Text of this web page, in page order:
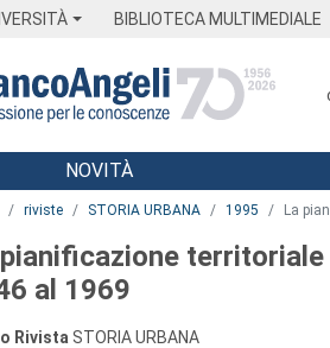
BIBLIOTECA MULTIMEDIALE
NOVITÀ
riviste STORIA URBANA 1995 La
territoriale
al 1969
Rivista STORIA URBANA